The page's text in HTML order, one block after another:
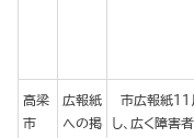
高梁
市
広報紙
への掲
市広報紙１
し、広く障